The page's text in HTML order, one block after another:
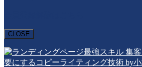
CLOSE